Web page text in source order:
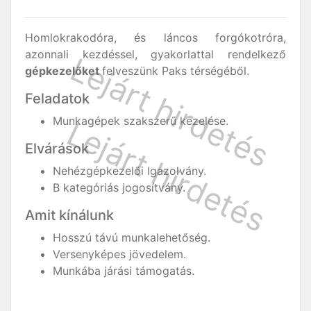
Homlokrakodóra, és láncos forgókotróra,
azonnali kezdéssel, gyakorlattal rendelkező
gépkezelőketfelveszünk Paks térségéből.
Feladatok
Munkagépek szakszerű kezelése.
Elvárások
Nehézgépkezelői Igazolvány.
B kategóriás jogosítvány.
Amit kínálunk
Hosszú távú munkalehetőség.
Versenyképes jövedelem.
Munkába járási támogatás.